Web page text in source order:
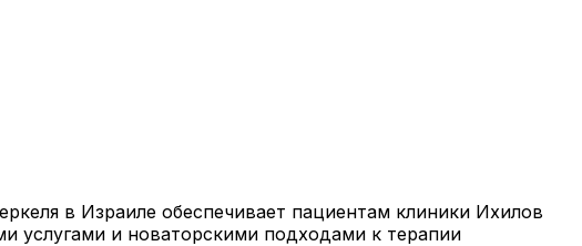
в Израиле обеспечивает пациентам клиники Ихилов
услугами и новаторскими подходами к терапии